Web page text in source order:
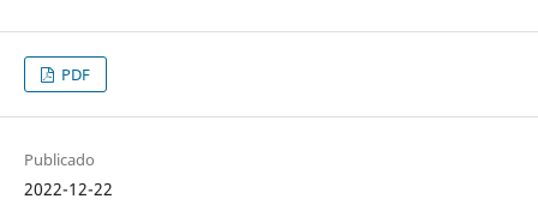
PDF
Publicado
2022-12-22